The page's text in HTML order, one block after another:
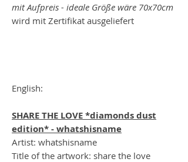
mit Aufpreis - ideale Größe wäre 70x70cm
wird mit Zertifikat ausgeliefert
English:
SHARE THE LOVE *diamonds dust
edition* - whatshisname
Artist: whatshisname
Title of the artwork: share the love